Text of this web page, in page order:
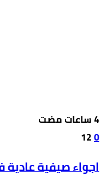
0
12
اجواء صيفية